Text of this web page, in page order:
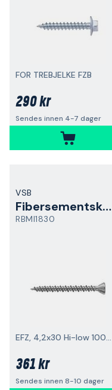
FOR TREBJELKE FZB
290 kr
Sendes innen 4-7 dager
VSB
Fibersementskrue
RBMI1830
EFZ, 4,2x30 Hi-low 1000-pk
361 kr
Sendes innen 8-10 dager